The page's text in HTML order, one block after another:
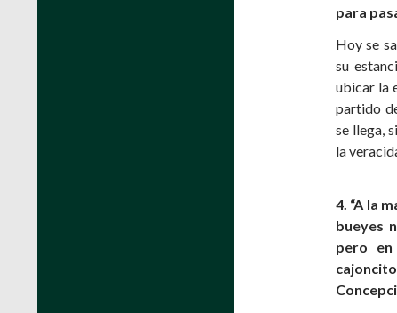
para
Hoy se
su
ubicar la
partido
se llega,
la
4. “A la
bueyes
pero